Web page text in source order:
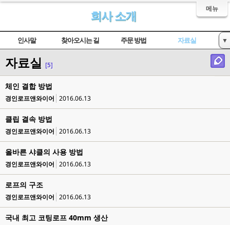
메뉴
회사 소개
인사말 찾아오시는 길 주문 방법 자료실 ▼
자료실 [5]
체인 결합 방법
경인로프앤와이어 2016.06.13
클립 결속 방법
경인로프앤와이어 2016.06.13
올바른 샤클의 사용 방법
경인로프앤와이어 2016.06.13
로프의 구조
경인로프앤와이어 2016.06.13
국내 최고 코팅로프 40mm 생산